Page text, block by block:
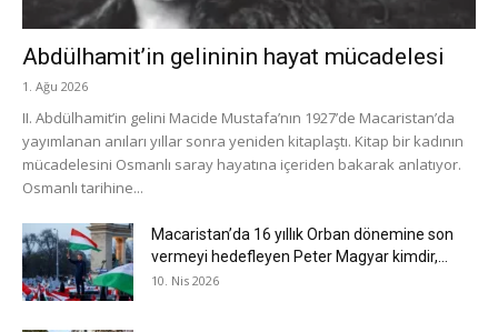
Abdülhamit’in gelininin hayat mücadelesi
1. Ağu 2026
II. Abdülhamit’in gelini Macide Mustafa’nın 1927’de Macaristan’da
yayımlanan anıları yıllar sonra yeniden kitaplaştı. Kitap bir kadının
mücadelesini Osmanlı saray hayatına içeriden bakarak anlatıyor.
Osmanlı tarihine...
Macaristan’da 16 yıllık Orban dönemine son
vermeyi hedefleyen Peter Magyar kimdir,...
10. Nis 2026